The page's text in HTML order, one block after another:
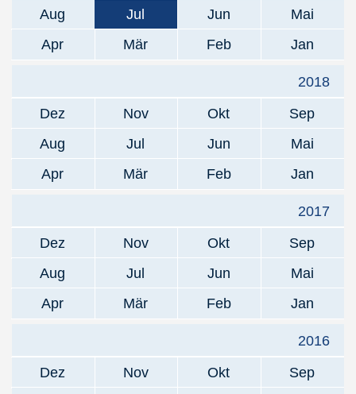
Aug
Jul Jun
Mai
Apr
Mär Feb Jan
2018
Dez
Nov Okt
Sep
Aug
Jul Jun
Mai
Apr
Mär Feb Jan
2017
Dez
Nov Okt
Sep
Aug
Jul Jun
Mai
Apr
Mär Feb Jan
2016
Dez
Nov Okt
Sep